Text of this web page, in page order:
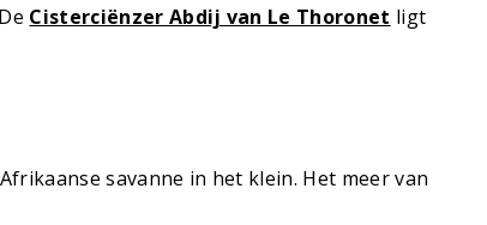
Cisterciënzer Abdij van Le Thoronet ligt
savanne in het klein. Het meer van